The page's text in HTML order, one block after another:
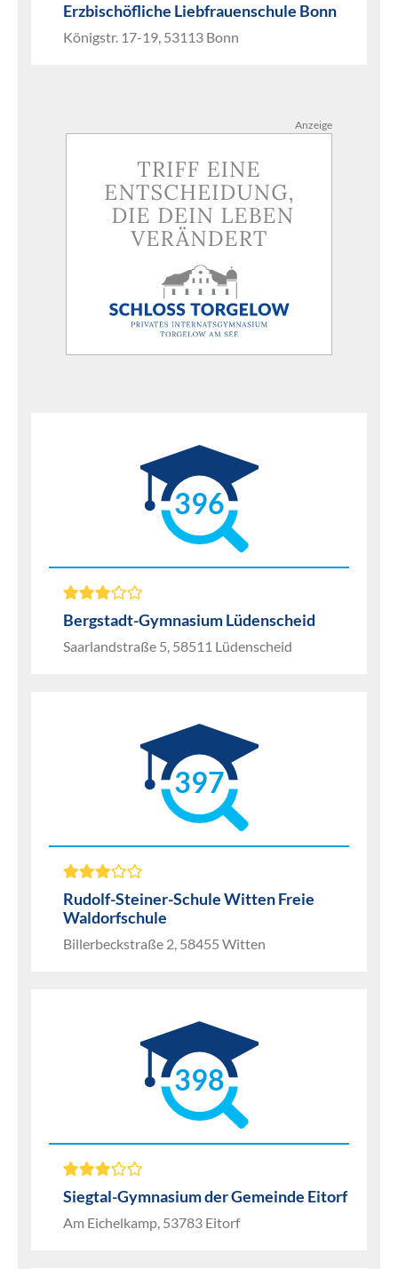
Erzbischöfliche Liebfrauenschule Bonn
Königstr. 17-19, 53113 Bonn
Anzeige
396
Bergstadt-Gymnasium Lüdenscheid
Saarlandstraße 5, 58511 Lüdenscheid
397
Rudolf-Steiner-Schule Witten Freie
Waldorfschule
Billerbeckstraße 2, 58455 Witten
398
Siegtal-Gymnasium der Gemeinde Eitorf
Am Eichelkamp, 53783 Eitorf